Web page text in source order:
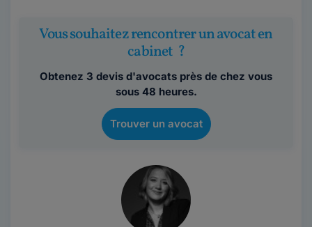
Vous souhaitez rencontrer un avocat en
cabinet ?
Obtenez 3 devis d'avocats près de chez vous
sous 48 heures.
Trouver un avocat